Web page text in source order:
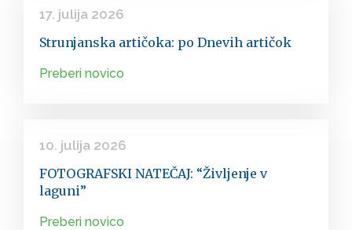
17. julija 2026
Strunjanska artičoka: po Dnevih artičok
Preberi novico
10. julija 2026
FOTOGRAFSKI NATEČAJ: “Življenje v
laguni”
Preberi novico